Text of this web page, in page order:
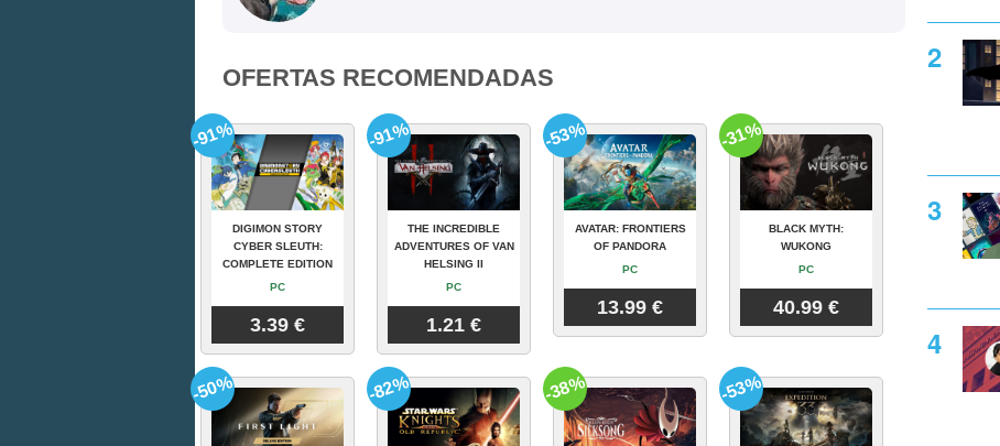
OFERTAS RECOMENDADAS
DIGIMON STORY
CYBER SLEUTH:
COMPLETE EDITION
PC
3.39 €
-91%
THE INCREDIBLE
ADVENTURES OF VAN
HELSING II
PC
1.21 €
-91%
AVATAR: FRONTIERS
OF PANDORA
PC
13.99 €
-53%
BLACK MYTH:
WUKONG
PC
40.99 €
-31%
-50% -82% -38% -53%